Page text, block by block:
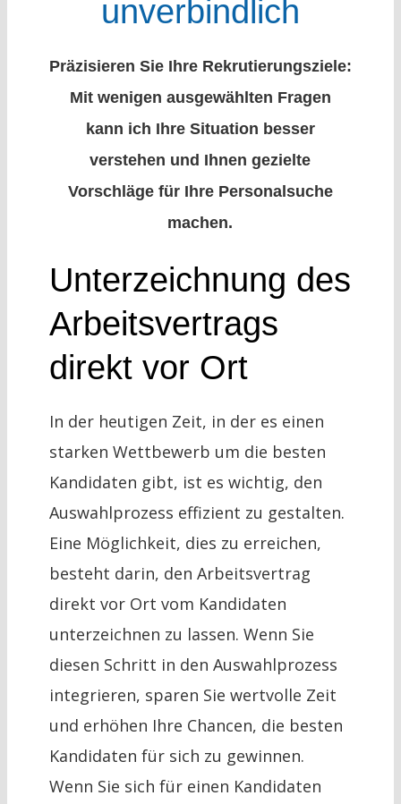
unverbindlich
Präzisieren Sie Ihre Rekrutierungsziele:
Mit wenigen ausgewählten Fragen
kann ich Ihre Situation besser
verstehen und Ihnen gezielte
Vorschläge für Ihre Personalsuche
machen.
Unterzeichnung des
Arbeitsvertrags
direkt vor Ort
In der heutigen Zeit, in der es einen
starken Wettbewerb um die besten
Kandidaten gibt, ist es wichtig, den
Auswahlprozess effizient zu gestalten.
Eine Möglichkeit, dies zu erreichen,
besteht darin, den Arbeitsvertrag
direkt vor Ort vom Kandidaten
unterzeichnen zu lassen. Wenn Sie
diesen Schritt in den Auswahlprozess
integrieren, sparen Sie wertvolle Zeit
und erhöhen Ihre Chancen, die besten
Kandidaten für sich zu gewinnen.
Wenn Sie sich für einen Kandidaten